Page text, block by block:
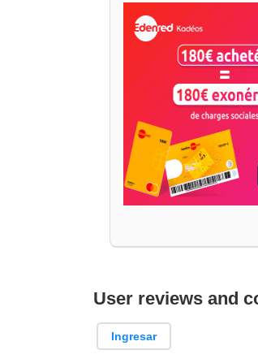
User reviews and
Ingresar